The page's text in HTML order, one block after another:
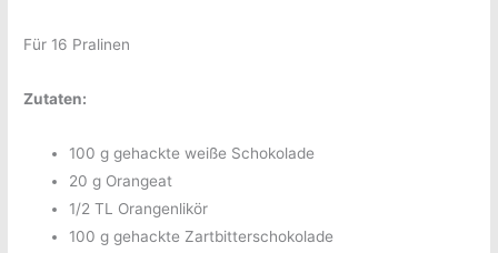
Für 16 Pralinen
Zutaten:
100 g gehackte weiße Schokolade
20 g Orangeat
1/2 TL Orangenlikör
100 g gehackte Zartbitterschokolade